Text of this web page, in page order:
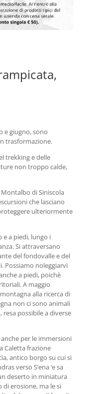
e giugno, sono
trasformazione.
trekking e delle
non troppo calde,
di Siniscola
che lasciano
ulteriormente
e a piedi, lungo i
Si attraversano
del fondovalle e del
Possiamo noleggiarvi
a piedi, poichè
A maggio
alla ricerca di
non ci sono animali
possibile a diverse
per le immersioni
Caletta frazione
antico borgo su cui si
verso S’ena ‘e sa
deserto in miniatura
di erosione, ma le si